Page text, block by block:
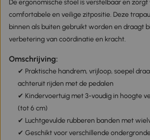
De ergonomische stoel is verstelbaar en zorgt
comfortabele en veilige zitpositie. Deze
binnen als buiten gebruikt worden en draagt
verbetering van coördinatie en kracht.
Omschrijving:
✔ Praktische handrem, vrijloop, soepel
achteruit rijden met de pedalen
✔ Kindervoertuig met 3-voudig in hoogte
(tot 6 cm)
✔ Luchtgevulde rubberen banden met
✔ Geschikt voor verschillende